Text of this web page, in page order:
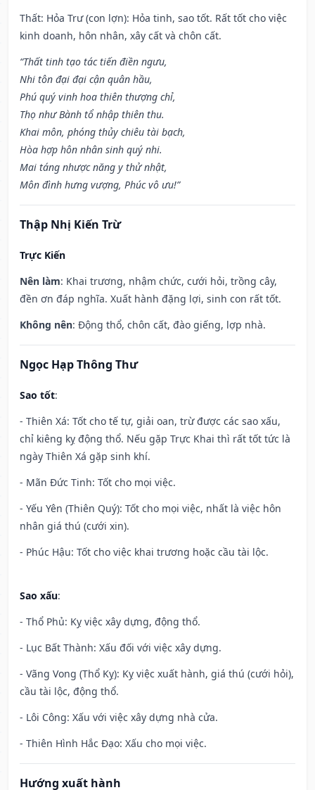
Thất: Hỏa Trư (con lợn): Hỏa tinh, sao tốt. Rất tốt cho việc
kinh doanh, hôn nhân, xây cất và chôn cất.
“Thất tinh tạo tác tiến điền ngưu,
Nhi tôn đại đại cận quân hầu,
Phú quý vinh hoa thiên thượng chỉ,
Thọ như Bành tổ nhập thiên thu.
Khai môn, phóng thủy chiêu tài bạch,
Hòa hợp hôn nhân sinh quý nhi.
Mai táng nhược năng y thử nhật,
Môn đình hưng vượng, Phúc vô ưu!”
Thập Nhị Kiến Trừ
Trực Kiến
Nên làm: Khai trương, nhậm chức, cưới hỏi, trồng cây,
đền ơn đáp nghĩa. Xuất hành đặng lợi, sinh con rất tốt.
Không nên: Động thổ, chôn cất, đào giếng, lợp nhà.
Ngọc Hạp Thông Thư
Sao tốt:
- Thiên Xá: Tốt cho tế tự, giải oan, trừ được các sao xấu,
chỉ kiêng kỵ động thổ. Nếu gặp Trực Khai thì rất tốt tức là
ngày Thiên Xá gặp sinh khí.
- Mãn Đức Tinh: Tốt cho mọi việc.
- Yếu Yên (Thiên Quý): Tốt cho mọi việc, nhất là việc hôn
nhân giá thú (cưới xin).
- Phúc Hậu: Tốt cho việc khai trương hoặc cầu tài lộc.
Sao xấu:
- Thổ Phủ: Kỵ việc xây dựng, động thổ.
- Lục Bất Thành: Xấu đối với việc xây dựng.
- Vãng Vong (Thổ Kỵ): Kỵ việc xuất hành, giá thú (cưới hỏi),
cầu tài lộc, động thổ.
- Lôi Công: Xấu với việc xây dựng nhà cửa.
- Thiên Hình Hắc Đạo: Xấu cho mọi việc.
Hướng xuất hành